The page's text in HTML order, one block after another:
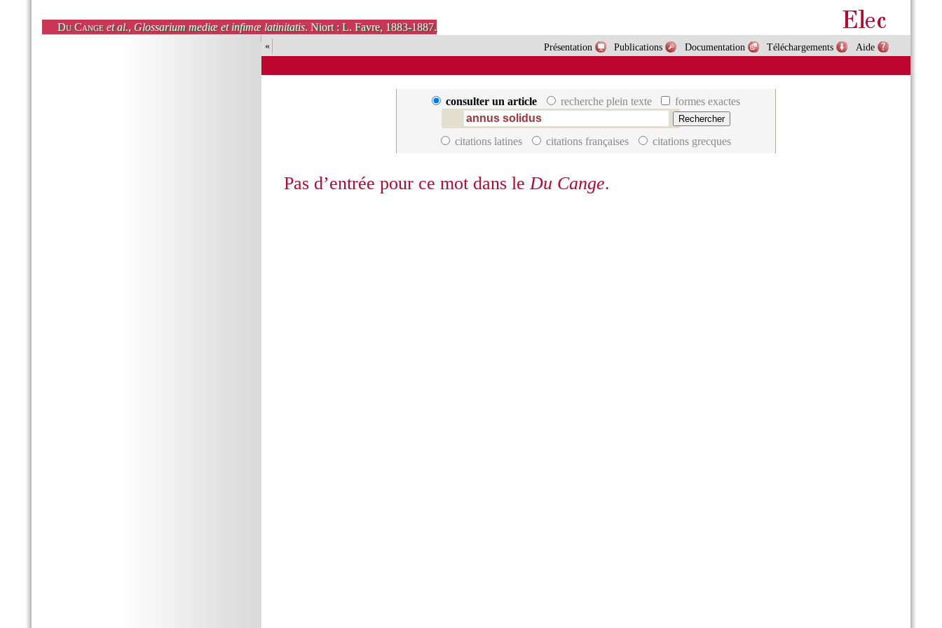
Du Cange et al., Glossarium mediæ et infimæ latinitatis. Niort : L. Favre, 1883-1887.
« Aide
Téléchargements
Documentation
Publications
Présentation
consulter un article recherche plein texte formes exactes
citations latines citations françaises citations grecques
Pas d’entrée pour ce mot dans leDu Cange.